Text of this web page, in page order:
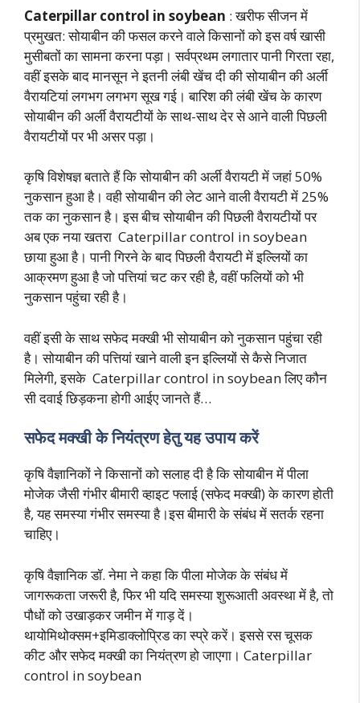
Caterpillar control in soybean : खरीफ सीजन में
प्रमुखत: सोयाबीन की फसल करने वाले किसानों को इस वर्ष खासी
मुसीबतों का सामना करना पड़ा। सर्वप्रथम लगातार पानी गिरता रहा,
वहीं इसके बाद मानसून ने इतनी लंबी खेंच दी की सोयाबीन की अर्ली
वैरायटियां लगभग लगभग सूख गई। बारिश की लंबी खेंच के कारण
सोयाबीन की अर्ली वैरायटीयों के साथ-साथ देर से आने वाली पिछली
वैरायटीयों पर भी असर पड़ा।
कृषि विशेषज्ञ बताते हैं कि सोयाबीन की अर्ली वैरायटी में जहां 50%
नुकसान हुआ है। वही सोयाबीन की लेट आने वाली वैरायटी में 25%
तक का नुकसान है। इस बीच सोयाबीन की पिछली वैरायटीयों पर
अब एक नया खतरा Caterpillar control in soybean
छाया हुआ है। पानी गिरने के बाद पिछली वैरायटी में इल्लियों का
आक्रमण हुआ है जो पत्तियां चट कर रही है, वहीं फलियों को भी
नुकसान पहुंचा रही है।
वहीं इसी के साथ सफेद मक्खी भी सोयाबीन को नुकसान पहुंचा रही
है। सोयाबीन की पत्तियां खाने वाली इन इल्लियों से कैसे निजात
मिलेगी, इसके Caterpillar control in soybean लिए कौन
सी दवाई छिड़कना होगी आईए जानते हैं…
सफेद मक्खी के नियंत्रण हेतु यह उपाय करें
कृषि वैज्ञानिकों ने किसानों को सलाह दी है कि सोयाबीन में पीला
मोजेक जैसी गंभीर बीमारी व्हाइट फ्लाई (सफेद मक्खी) के कारण होती
है, यह समस्या गंभीर समस्या है।इस बीमारी के संबंध में सतर्क रहना
चाहिए।
कृषि वैज्ञानिक डॉ. नेमा ने कहा कि पीला मोजेक के संबंध में
जागरूकता जरूरी है, फिर भी यदि समस्या शुरूआती अवस्था में है, तो
पौधों को उखाड़कर जमीन में गाड़ दें।
थायोमिथोक्सम+इमिडाक्लोप्रिड का स्प्रे करें। इससे रस चूसक
कीट और सफेद मक्खी का नियंत्रण हो जाएगा। Caterpillar
control in soybean